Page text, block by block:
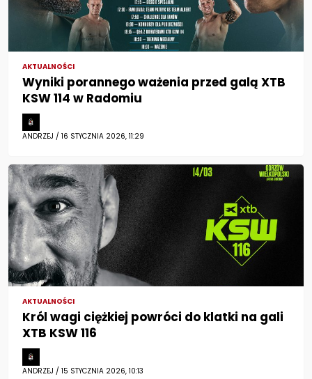
AKTUALNOŚCI
Wyniki porannego ważenia przed galą XTB
KSW 114 w Radomiu
ANDRZEJ / 16 STYCZNIA 2026, 11:29
AKTUALNOŚCI
Król wagi ciężkiej powróci do klatki na gali
XTB KSW 116
ANDRZEJ / 15 STYCZNIA 2026, 10:13